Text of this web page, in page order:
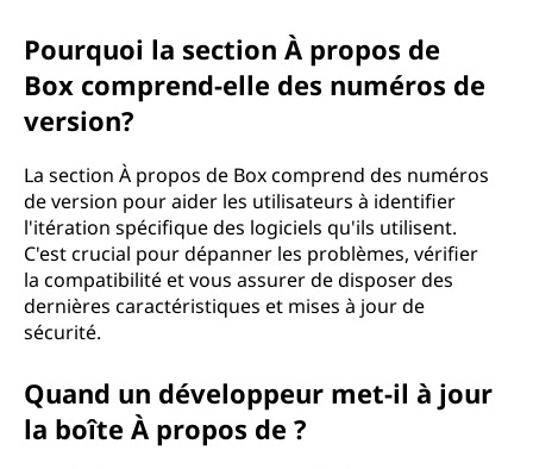
Pourquoi la section À propos de
Box comprend-elle des numéros de
version?
La section À propos de Box comprend des numéros
de version pour aider les utilisateurs à identifier
l'itération spécifique des logiciels qu'ils utilisent.
C'est crucial pour dépanner les problèmes, vérifier
la compatibilité et vous assurer de disposer des
dernières caractéristiques et mises à jour de
sécurité.
Quand un développeur met-il à jour
la boîte À propos de ?